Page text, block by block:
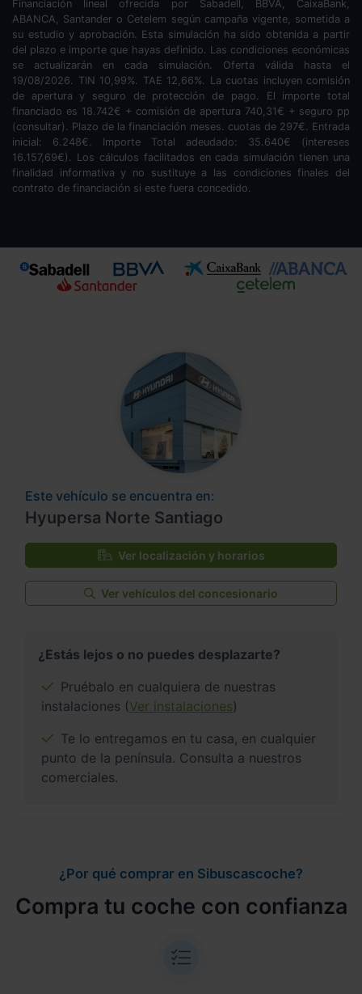
Financiación lineal ofrecida por Sabadell, BBVA, CaixaBank,
ABANCA, Santander o Cetelem según campaña vigente, sometida a
su estudio y aprobación. Esta simulación ha sido obtenida a partir
del plazo e importe que hayas definido. Las condiciones económicas
se actualizarán en cada simulación. Oferta válida hasta el
19/08/2026. TIN 10,99%. TAE 12,66%. La cuotas incluyen comisión
de apertura y seguro de protección de pago. El importe total
financiado es 18.742€ + comisión de apertura 740,31€ + seguro pp
(consultar). Plazo de la financiación meses. cuotas de 297€. Entrada
inicial: 6.248€. Importe Total adeudado: 35.640€ (intereses
16.157,69€). Los cálculos facilitados en cada simulación tienen una
finalidad informativa y no sustituye a las condiciones finales del
contrato de financiación si este fuera concedido.
Este vehículo se encuentra en:
Hyupersa Norte Santiago
Ver localización y horarios
Ver vehículos del concesionario
¿Estás lejos o no puedes desplazarte?
Pruébalo en cualquiera de nuestras
instalaciones (Ver instalaciones)
Te lo entregamos en tu casa, en cualquier
punto de la península. Consulta a nuestros
comerciales.
¿Por qué comprar en Sibuscascoche?
Compra tu coche con confianza